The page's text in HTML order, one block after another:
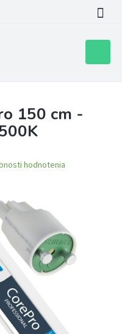
košík
150 cm -
hodnotenia